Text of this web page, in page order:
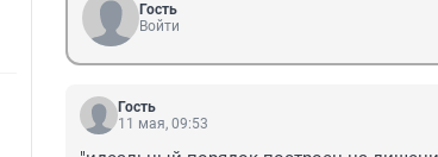
Гость
Войти
Гость
11 мая, 09:53